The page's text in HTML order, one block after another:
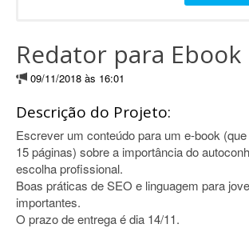
Redator para Ebook
09/11/2018 às 16:01
Descrição do Projeto:
Escrever um conteúdo para um e-book
15 páginas) sobre a importância do
escolha profissional.
Boas práticas de SEO e linguagem para
importantes.
O prazo de entrega é dia 14/11.